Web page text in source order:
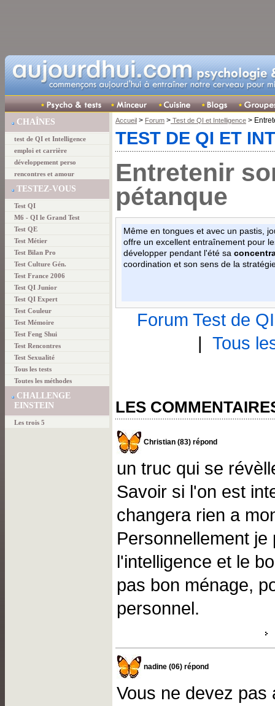
CHAÎNES
test de QI et Intelligence
emploi et carrière
développement perso
rencontres et amour
TESTEZ-VOUS
Test QI
M6 - QI le Grand Test
Test QE
Test Métier
Test Bilan Pro
Test Culture Gén.
Test France 2006
Test QI Junior
Test QI Expert
Test Couleur
Test Mémoire
Test Feng Shui
Test Rencontres
Test Sexualité
Tous les tests
Toutes les méthodes
CHALLENGE
EINSTEIN
Les trois 5
Accueil > Forum > Test de QI et Intelligence >
TEST DE QI ET
Entretenir
pétanque
Même en tongues et avec un pastis,
offre un excellent entraînement pour
développer pendant l'été sa
coordination et son sens de la
Forum Test de
Tous
LES
Christian (83) répond
un truc qui se
Savoir si l'on est
changera rien a
Personnellement je
l'intelligence et le
pas bon ménage,
personnel.
nadine (06) répond
Vous ne devez pas